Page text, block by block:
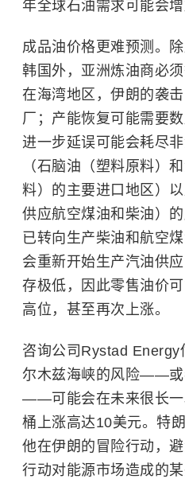
年全球石油需求可能会增
成品油价格更难预测。
韩国外，亚洲炼油商必
在海湾地区，伊朗的袭
厂；产能恢复可能需要
进一步延误可能会耗尽
（石脑油（塑料原料）
料）的主要进口地区）
供应航空煤油和柴油）
已转向生产柴油和航空
会重新开始生产汽油供
存极低，因此零售油价
高位，甚至再次上涨。
咨询公司Rystad Energy
尔木兹海峡的风险——或
——可能会在未来很长一
桶上涨高达10美元。特
他在伊朗的冒险行动，
行动对能源市场造成的